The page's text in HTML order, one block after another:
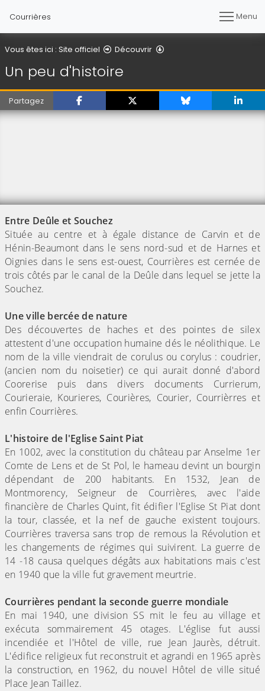
Courrières Menu
Vous êtes ici : Site officiel Découvrir
Un peu d'histoire
Partagez
Entre Deûle et Souchez
Située au centre et à égale distance de Carvin et de
Hénin-Beaumont dans le sens nord-sud et de Harnes et
Oignies dans le sens est-ouest, Courrières est cernée de
trois côtés par le canal de la Deûle dans lequel se jette la
Souchez.
Une ville bercée de nature
Des découvertes de haches et des pointes de silex
attestent d'une occupation humaine dés le néolithique. Le
nom de la ville viendrait de corulus ou corylus : coudrier,
(ancien nom du noisetier) ce qui aurait donné d'abord
Coorerise puis dans divers documents Currierum,
Courieraie, Kourieres, Courières, Courier, Courrièrres et
enfin Courrières.
L'histoire de l'Eglise Saint Piat
En 1002, avec la constitution du château par Anselme 1er
Comte de Lens et de St Pol, le hameau devint un bourgin
dépendant de 200 habitants. En 1532, Jean de
Montmorency, Seigneur de Courrières, avec l'aide
financière de Charles Quint, fit édifier l'Eglise St Piat dont
la tour, classée, et la nef de gauche existent toujours.
Courrières traversa sans trop de remous la Révolution et
les changements de régimes qui suivirent. La guerre de
14 -18 causa quelques dégâts aux habitations mais c'est
en 1940 que la ville fut gravement meurtrie.
Courrières pendant la seconde guerre mondiale
En mai 1940, une division SS mit le feu au village et
exécuta sommairement 45 otages. L'église fut aussi
incendiée et l'Hôtel de ville, rue Jean Jaurès, détruit.
L'édifice religieux fut reconstruit et agrandi en 1965 après
la construction, en 1962, du nouvel Hôtel de ville situé
Place Jean Taillez.